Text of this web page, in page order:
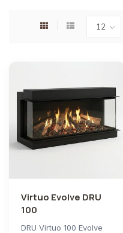
Virtuo Evolve DRU
100
DRU Virtuo 100 Evolve